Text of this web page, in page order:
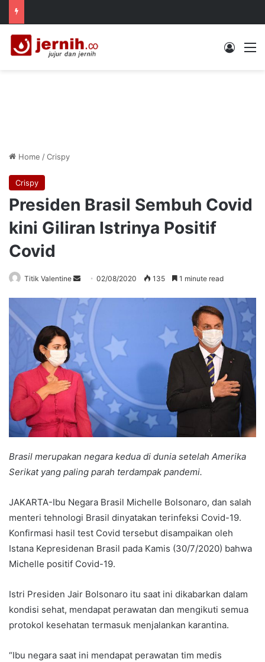
Log In
Home /Crispy
Crispy
Presiden Brasil Sembuh Covid
kini Giliran Istrinya Positif
Covid
Titik Valentine
Send
email
02/08/2020 135 1 minute read
Brasil merupakan negara kedua di dunia setelah Amerika
Serikat yang paling parah terdampak pandemi.
JAKARTA-Ibu Negara Brasil Michelle Bolsonaro, dan salah
menteri tehnologi Brasil dinyatakan terinfeksi Covid-19.
Konfirmasi hasil test Covid tersebut disampaikan oleh
Istana Kepresidenan Brasil pada Kamis (30/7/2020) bahwa
Michelle positif Covid-19.
Istri Presiden Jair Bolsonaro itu saat ini dikabarkan dalam
kondisi sehat, mendapat perawatan dan mengikuti semua
protokol kesehatan termasuk menjalankan karantina.
“Ibu negara saat ini mendapat perawatan tim medis